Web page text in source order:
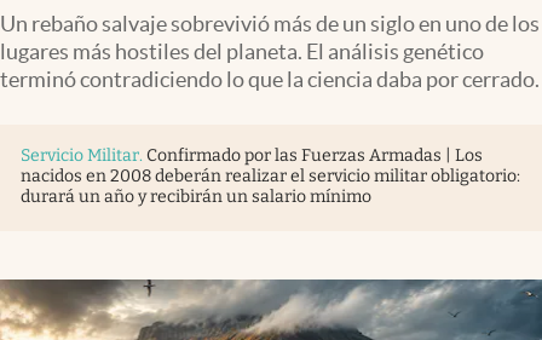
Un rebaño salvaje sobrevivió más de un siglo en uno de los
lugares más hostiles del planeta. El análisis genético
terminó contradiciendo lo que la ciencia daba por cerrado.
Servicio Militar. Confirmado por las Fuerzas Armadas | Los
nacidos en 2008 deberán realizar el servicio militar obligatorio:
durará un año y recibirán un salario mínimo